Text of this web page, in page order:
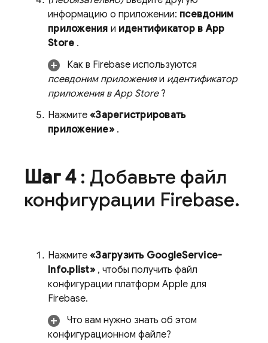
информацию о приложении: псевдоним
приложения и идентификатор в App
Store .
Как в Firebase используются
псевдоним приложенияи идентификатор
приложения в App Store?
Нажмите «Зарегистрировать
приложение».
Шаг 4: Добавьте файл
конфигурации Firebase.
Нажмите «Загрузить GoogleService-
Info.plist», чтобы получить файл
конфигурации платформ Apple для
Firebase.
Что вам нужно знать об этом
конфигурационном файле?